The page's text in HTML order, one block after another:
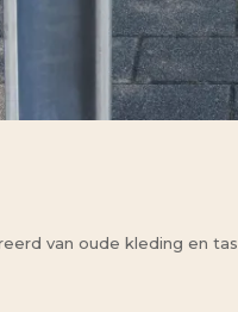
van oude kleding en tas